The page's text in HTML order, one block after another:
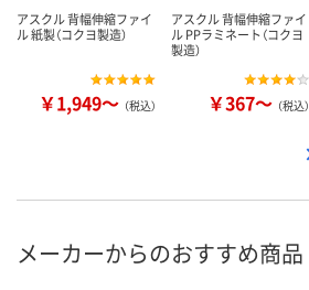
アスクル 背幅伸縮ファイ
ル 紙製（コクヨ製造）
￥1,949～ （税込）
アスクル 背幅伸縮ファイ
ル PPラミネート（コクヨ
製造）
￥367～ （税込）
メーカーからのおすすめ商品